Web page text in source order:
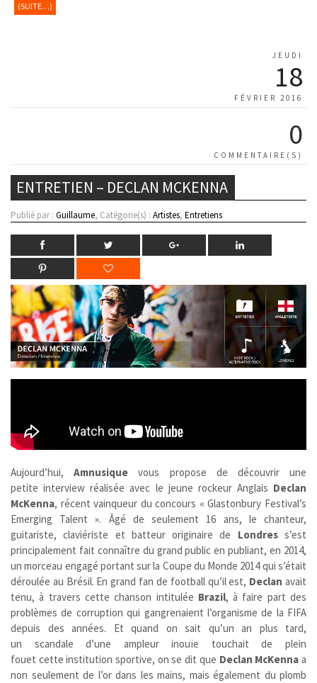
(SUITE…)
JEUDI
18
FÉVRIER 2016
0
COMMENTAIRE(S)
ENTRETIEN – DECLAN MCKENNA
Publié par : Guillaume, Catégorie(s) : Artistes, Entretiens
Aujourd’hui,Amnusique vous propose de découvrir une
petite interview réalisée avec le jeune rockeur Anglais Declan
McKenna, récent vainqueur du concours « Glastonbury Festival’s
Emerging Talent ». Âgé de seulement 16 ans, le chanteur,
guitariste, claviériste et batteur originaire de Londress’est
principalement fait connaître du grand public en publiant, en 2014,
un morceau engagé portant sur la Coupe du Monde 2014 qui s’était
déroulée au Brésil. En grand fan de football qu’il est, Declan avait
tenu, à travers cette chanson intitulée Brazil, à faire part des
problèmes de corruption qui gangrenaient l’organisme de la FIFA
depuis des années. Et quand on sait qu’un an plus tard,
un scandale d’une ampleur inouïe touchait de plein
fouet cette institution sportive, on se dit que Declan McKenna a
non seulement de l’or dans les mains, mais également du plomb